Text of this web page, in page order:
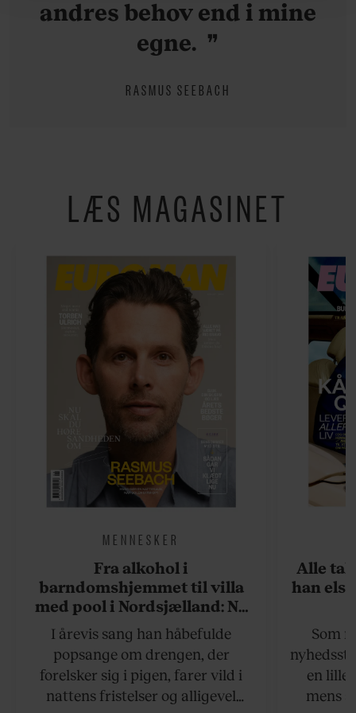
hermed i både voresprivatlivspolitikogcookiepolitik
andres behov end i mine
egne.
RASMUS SEEBACH
LÆS MAGASINET
MENNESKER
Fra alkohol i
barndomshjemmet til villa
med pool i Nordsjælland: Nu
skal du høre sandheden om
Rasmus Seebach
I årevis sang han håbefulde
popsange om drengen, der
forelsker sig i pigen, farer vild i
nattens fristelser og alligevel
Alle
han
Som
en lille
mens